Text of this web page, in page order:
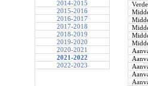
2014-2015
2015-2016
2016-2017
2017-2018
2018-2019
2019-2020
2020-2021
2021-2022
2022-2023